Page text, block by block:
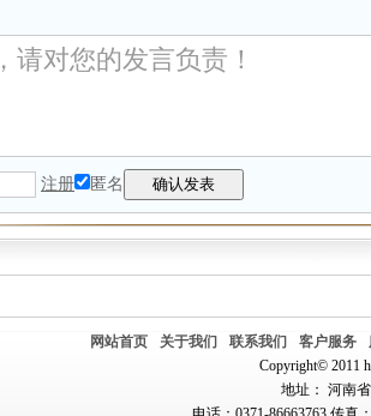
注册 匿名
网站首页 关于我们 联系我们 客户服务
Copyright© 2011
地址： 河南